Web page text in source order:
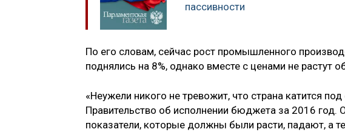
пассивности
По его словам, сейчас рост промышленного
поднялись на 8%, однако вместе с ценами не растут
«Неужели никого не тревожит, что страна катится
Правительство об исполнении бюджета за 2016
показатели, которые должны были расти, падают, а